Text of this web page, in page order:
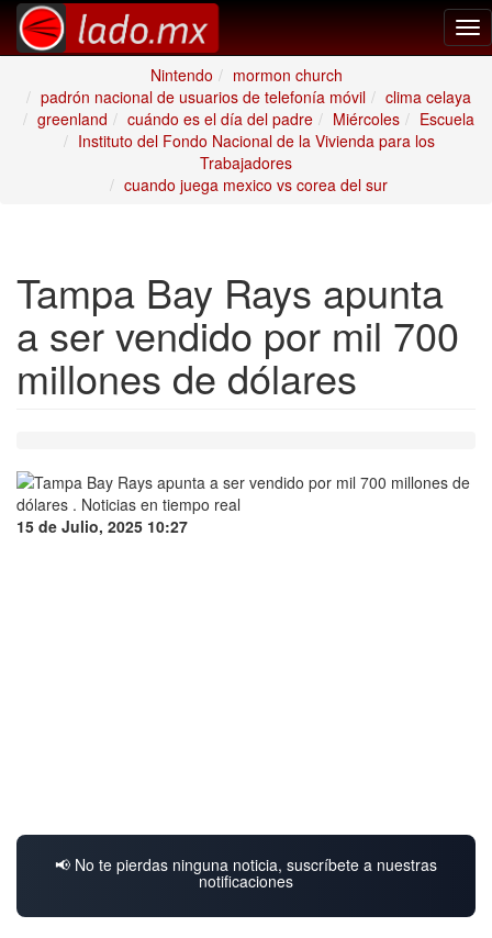
Nintendo
mormon church
padrón nacional de usuarios de telefonía móvil
clima celaya
greenland
cuándo es el día del padre Miércoles
Escuela
Instituto del Fondo Nacional de la Vivienda para los
Trabajadores
cuando juega mexico vs corea del sur
Tampa Bay Rays apunta
a ser vendido por mil 700
millones de dólares
15 de Julio, 2025 10:27
📢 No te pierdas ninguna noticia, suscríbete a nuestras
notificaciones